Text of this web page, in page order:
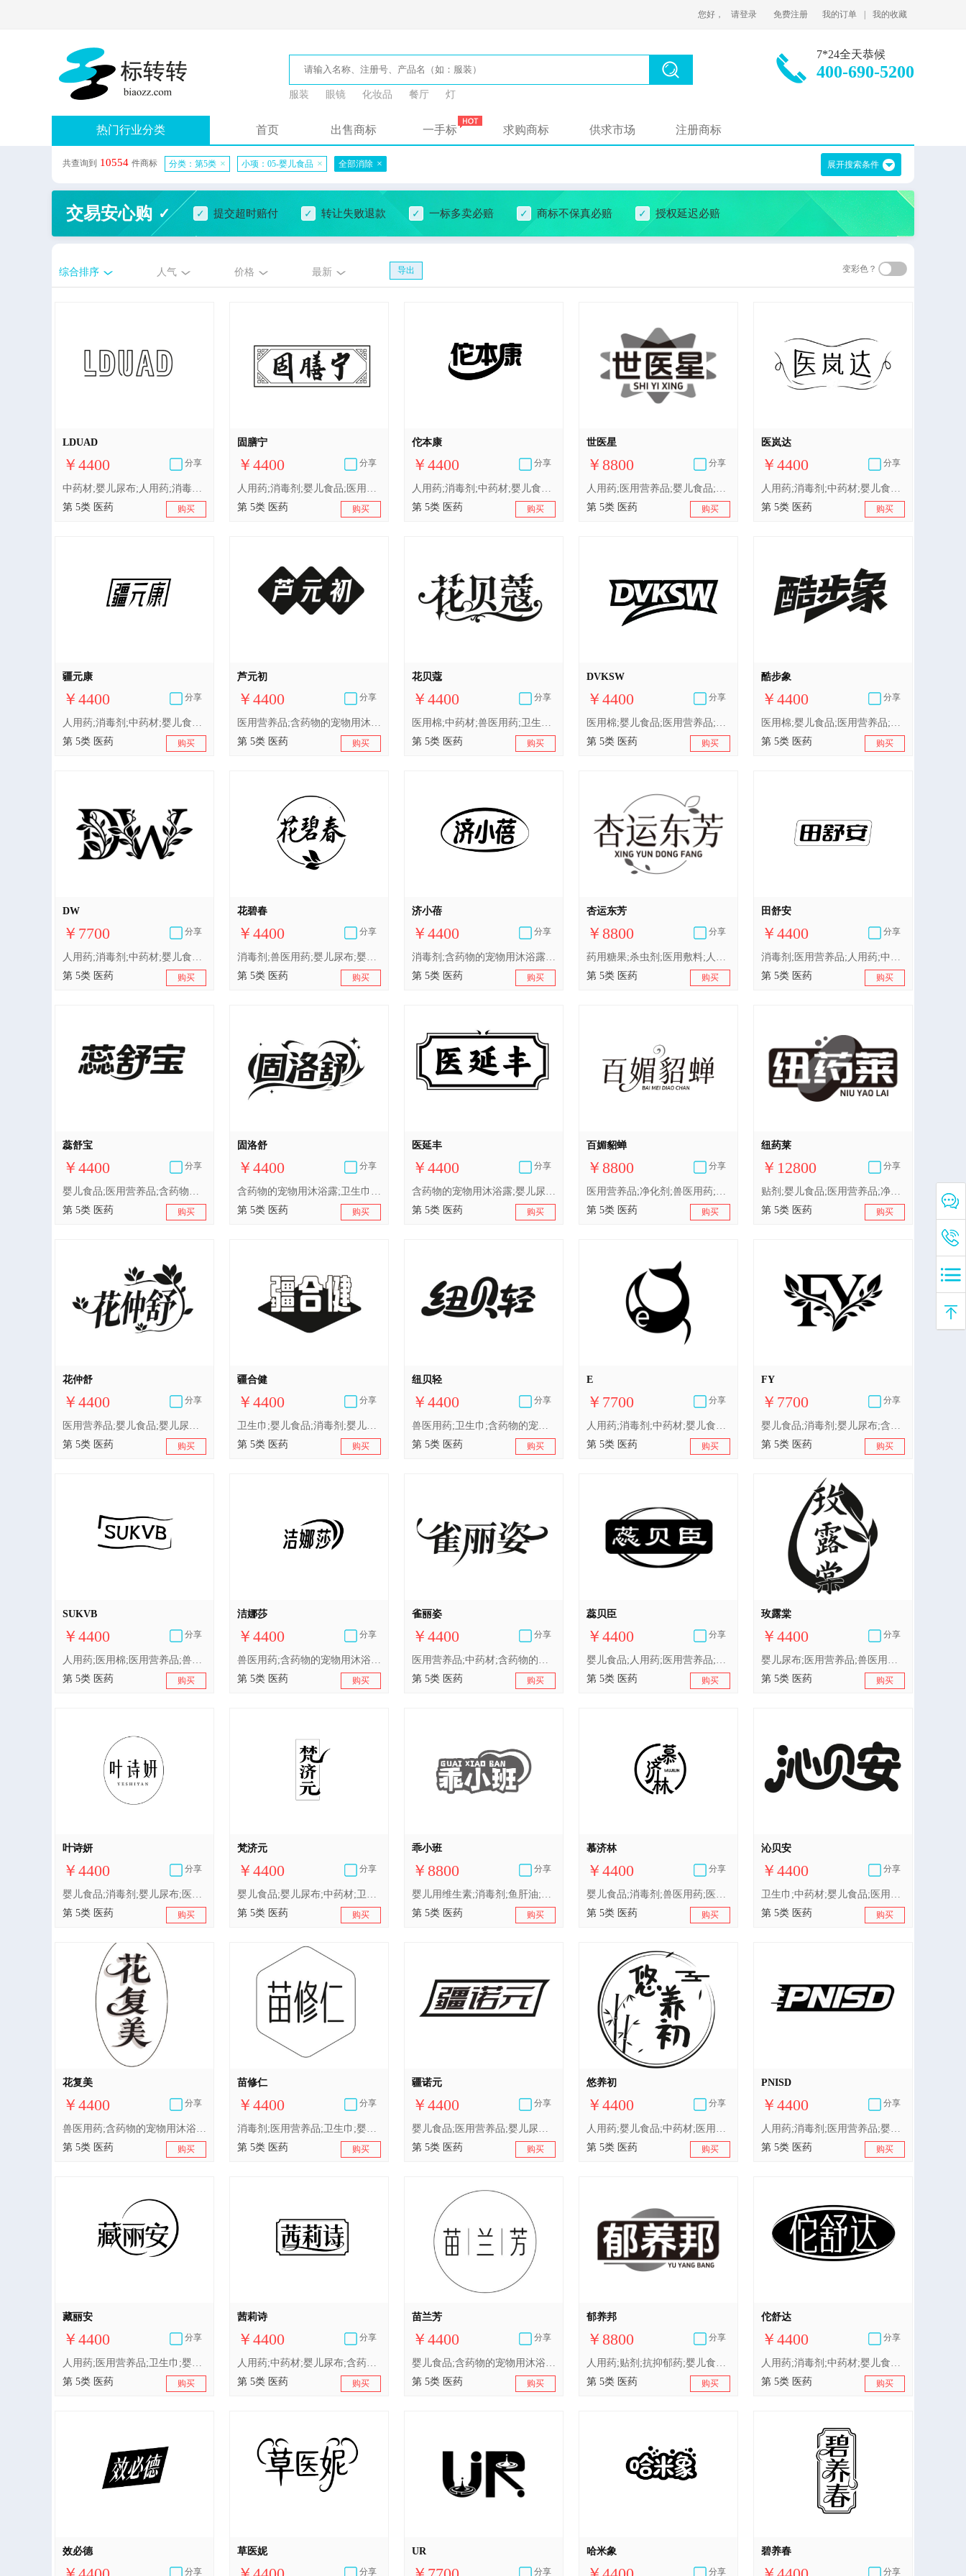
您好， 请登录 免费注册 我的订单 我的收藏
服装 眼镜 化妆品 餐厅 灯
7*24全天恭候
400-690-5200
热门行业分类 首页 出售商标 一手标 求购商标 供求市场 注册商标
共查询到 10554 件商标 分类：第5类 × 小项：05-婴儿食品 × 全部消除 × 展开搜索条件
交易安心购 提交超时赔付 转让失败退款 一标多卖必赔 商标不保真必赔 授权延迟必赔
综合排序 人气 价格 最新 导出 变彩色？
LDUAD
￥4400 分享
中药材;婴儿尿布;人用药;消毒剂;医用营养品;含药物的宠物用沐浴露;卫生巾;婴儿食品;兽医用药;医用棉
第 5类 医药
购买
固膳宁
￥4400 分享
人用药;消毒剂;婴儿食品;医用营养品;兽医用药;含药物的宠物用沐浴露;卫生巾;医用棉;中药材;婴儿尿布
第 5类 医药
购买
佗本康
￥4400 分享
人用药;消毒剂;中药材;婴儿食品;医用营养品;兽医用药;含药物的宠物用沐浴露;医用棉;卫生巾;婴儿尿布
第 5类 医药
购买
世医星
￥8800 分享
人用药;医用营养品;婴儿食品;消毒剂;膳食纤维;杀虫剂;药用糖果;医用敷料;补药;维生素制剂
第 5类 医药
购买
医岚达
￥4400 分享
人用药;消毒剂;中药材;婴儿食品;医用营养品;兽医用药;含药物的宠物用沐浴露;医用棉;卫生巾;婴儿尿布
第 5类 医药
购买
疆元康
￥4400 分享
人用药;消毒剂;中药材;婴儿食品;医用营养品;兽医用药;含药物的宠物用沐浴露;医用棉;卫生巾;婴儿尿布
第 5类 医药
购买
芦元初
￥4400 分享
医用营养品;含药物的宠物用沐浴露;兽医用药;婴儿食品;人用药;中药材;医用棉;卫生巾;婴儿尿布;消毒剂
第 5类 医药
购买
花贝蔻
￥4400 分享
医用棉;中药材;兽医用药;卫生巾;医用营养品;消毒剂;婴儿食品;婴儿尿布;人用药;含药物的宠物用沐浴露
第 5类 医药
购买
DVKSW
￥4400 分享
医用棉;婴儿食品;医用营养品;含药物的宠物用沐浴露;人用药;卫生巾;中药材;婴儿尿布;消毒剂;兽医用药
第 5类 医药
购买
酷步象
￥4400 分享
医用棉;婴儿食品;医用营养品;含药物的宠物用沐浴露;人用药;中药材;婴儿尿布;卫生巾;消毒剂;兽医用药
第 5类 医药
购买
DW
￥7700 分享
人用药;消毒剂;中药材;婴儿食品;医用营养品;兽医用药;含药物的宠物用沐浴露;医用棉;卫生巾;婴儿尿布
第 5类 医药
购买
花碧春
￥4400 分享
消毒剂;兽医用药;婴儿尿布;婴儿食品;医用棉;中药材;含药物的宠物用沐浴露;人用药;医用营养品;卫生巾
第 5类 医药
购买
济小蓓
￥4400 分享
消毒剂;含药物的宠物用沐浴露;婴儿食品;医用棉;婴儿尿布;中药材;医用营养品;卫生巾;兽医用药;人用药
第 5类 医药
购买
杏运东芳
￥8800 分享
药用糖果;杀虫剂;医用敷料;人用药;消毒剂;维生素制剂;膳食纤维;补药;医用营养品;婴儿食品
第 5类 医药
购买
田舒安
￥4400 分享
消毒剂;医用营养品;人用药;中药材;医用棉;兽医用药;含药物的宠物用沐浴露;卫生巾;婴儿食品;婴儿尿布
第 5类 医药
购买
蕊舒宝
￥4400 分享
婴儿食品;医用营养品;含药物的宠物用沐浴露;消毒剂;卫生巾;人用药;兽医用药;医用棉;中药材;婴儿尿布
第 5类 医药
购买
固洛舒
￥4400 分享
含药物的宠物用沐浴露;卫生巾;医用棉;医用营养品;人用药;婴儿尿布;兽医用药;婴儿食品;中药材;消毒剂
第 5类 医药
购买
医延丰
￥4400 分享
含药物的宠物用沐浴露;婴儿尿布;人用药;医用棉;卫生巾;消毒剂;中药材;婴儿食品;医用营养品;兽医用药
第 5类 医药
购买
百媚貂蝉
￥8800 分享
医用营养品;净化剂;兽医用药;杀虫剂;营养补充剂;人用药;宠物尿布;抗菌剂;医用敷料;婴儿食品
第 5类 医药
购买
纽药莱
￥12800 分享
贴剂;婴儿食品;医用营养品;净化剂;卫生巾;补药;维生素软糖;医用营养饮料;营养补充剂;蛋白质膳食补充剂
第 5类 医药
购买
花仲舒
￥4400 分享
医用营养品;婴儿食品;婴儿尿布;卫生巾;消毒剂;医用棉;含药物的宠物用沐浴露;兽医用药;中药材;人用药
第 5类 医药
购买
疆合健
￥4400 分享
卫生巾;婴儿食品;消毒剂;婴儿尿布;医用棉;兽医用药;中药材;人用药;含药物的宠物用沐浴露;医用营养品
第 5类 医药
购买
纽贝轻
￥4400 分享
兽医用药;卫生巾;含药物的宠物用沐浴露;医用营养品;中药材;人用药;婴儿尿布;医用棉;婴儿食品;消毒剂
第 5类 医药
购买
E
￥7700 分享
人用药;消毒剂;中药材;婴儿食品;医用营养品;兽医用药;含药物的宠物用沐浴露;医用棉;卫生巾;婴儿尿布
第 5类 医药
购买
FY
￥7700 分享
婴儿食品;消毒剂;婴儿尿布;含药物的宠物用沐浴露;医用棉;医用营养品;人用药;兽医用药;中药材;卫生巾
第 5类 医药
购买
SUKVB
￥4400 分享
人用药;医用棉;医用营养品;兽医用药;消毒剂;婴儿食品;含药物的宠物用沐浴露;中药材;婴儿尿布;卫生巾
第 5类 医药
购买
洁娜莎
￥4400 分享
兽医用药;含药物的宠物用沐浴露;医用棉;卫生巾;婴儿食品;中药材;婴儿尿布;医用营养品;消毒剂;人用药
第 5类 医药
购买
雀丽姿
￥4400 分享
医用营养品;中药材;含药物的宠物用沐浴露;兽医用药;卫生巾;婴儿食品;婴儿尿布;人用药;消毒剂;医用棉
第 5类 医药
购买
蕊贝臣
￥4400 分享
婴儿食品;人用药;医用营养品;兽医用药;减肥茶;卫生巾;消毒剂;中药材;医用棉;婴儿尿布
第 5类 医药
购买
玫露棠
￥4400 分享
婴儿尿布;医用营养品;兽医用药;卫生巾;中药材;医用棉;人用药;消毒剂;婴儿食品;含药物的宠物用沐浴露
第 5类 医药
购买
叶诗妍
￥4400 分享
婴儿食品;消毒剂;婴儿尿布;医用棉;含药物的宠物用沐浴露;兽医用药;医用营养品;卫生巾;中药材;人用药
第 5类 医药
购买
梵济元
￥4400 分享
婴儿食品;婴儿尿布;中药材;卫生巾;消毒剂;医用营养品;含药物的宠物用沐浴露;兽医用药;人用药;医用棉
第 5类 医药
购买
乖小班
￥8800 分享
婴儿用维生素;消毒剂;鱼肝油;婴儿食品;空气净化制剂;兽医用药;宠物用维生素;蚊香;婴儿尿裤;宠物尿布
第 5类 医药
购买
慕济林
￥4400 分享
婴儿食品;消毒剂;兽医用药;医用营养品;中药材;含药物的宠物用沐浴露;人用药;卫生巾;医用棉;婴儿尿布
第 5类 医药
购买
沁贝安
￥4400 分享
卫生巾;中药材;婴儿食品;医用营养品;含药物的宠物用沐浴露;人用药;兽医用药;医用棉;婴儿尿布;消毒剂
第 5类 医药
购买
花复美
￥4400 分享
兽医用药;含药物的宠物用沐浴露;卫生巾;婴儿食品;消毒剂;婴儿尿布;人用药;中药材;医用营养品;医用棉
第 5类 医药
购买
苗修仁
￥4400 分享
消毒剂;医用营养品;卫生巾;婴儿尿布;含药物的宠物用沐浴露;中药材;婴儿食品;医用棉;人用药;兽医用药
第 5类 医药
购买
疆诺元
￥4400 分享
婴儿食品;医用营养品;婴儿尿布;中药材;医用棉;卫生巾;消毒剂;人用药;兽医用药;含药物的宠物用沐浴露
第 5类 医药
购买
悠养初
￥4400 分享
人用药;婴儿食品;中药材;医用营养品;含药物的宠物用沐浴露;卫生巾;兽医用药;消毒剂;医用棉;婴儿尿布
第 5类 医药
购买
PNISD
￥4400 分享
人用药;消毒剂;医用营养品;婴儿尿布;含药物的宠物用沐浴露;婴儿食品;医用棉;兽医用药;卫生巾;中药材
第 5类 医药
购买
藏丽安
￥4400 分享
人用药;医用营养品;卫生巾;婴儿尿布;兽医用药;医用棉;婴儿食品;中药材;含药物的宠物用沐浴露;消毒剂
第 5类 医药
购买
茜莉诗
￥4400 分享
人用药;中药材;婴儿尿布;含药物的宠物用沐浴露;消毒剂;医用棉;医用营养品;卫生巾;兽医用药;婴儿食品
第 5类 医药
购买
苗兰芳
￥4400 分享
婴儿食品;含药物的宠物用沐浴露;卫生巾;人用药;医用营养品;兽医用药;消毒剂;中药材;医用棉;婴儿尿布
第 5类 医药
购买
郁养邦
￥8800 分享
人用药;贴剂;抗抑郁药;婴儿食品;医用营养品;净化剂;兽医用药;婴儿尿裤;卫生巾;牙用光洁剂
第 5类 医药
购买
佗舒达
￥4400 分享
人用药;消毒剂;中药材;婴儿食品;医用营养品;兽医用药;含药物的宠物用沐浴露;医用棉;卫生巾;婴儿尿布
第 5类 医药
购买
效必德
分享
草医妮
分享
UR
分享
哈米象
分享
碧养春
分享